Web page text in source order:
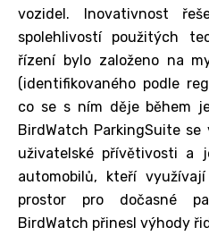
vozidel. Inovativnost
spolehlivostí použitých
řízení bylo založeno na
(identifikovaného podle
co se s ním děje během
BirdWatch ParkingSuite
uživatelské přívětivosti a
automobilů, kteří
prostor pro dočasné
BirdWatch přinesl výhody